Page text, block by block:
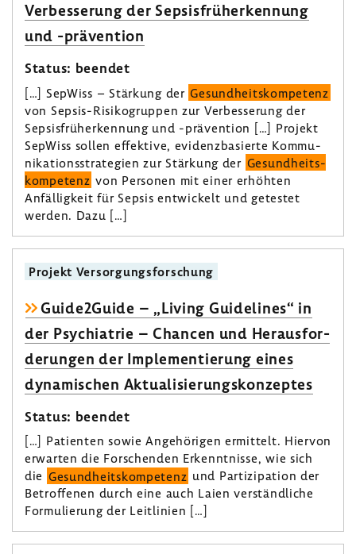
Verbes­se­rung der Sepsis­früh­erken­nung
und -​prävention
Status: beendet
[…] SepWiss – Stär­kung der Gesund­heits­kom­pe­tenz
von Sepsis-​Risikogruppen zur Verbes­se­rung der
Sepsis­früh­erken­nung und -​prävention […] Projekt
SepWiss sollen effek­tive, evidenz­ba­sierte Kommu­
ni­ka­ti­ons­stra­te­gien zur Stär­kung der Gesund­heits­
kom­pe­tenz von Personen mit einer erhöhten
Anfäl­lig­keit für Sepsis entwi­ckelt und getestet
werden. Dazu […]
Projekt Versor­gungs­for­schung
Guide2Guide – „Living Guide­lines“ in
der Psych­ia­trie – Chancen und Heraus­for­
de­rungen der Imple­men­tie­rung eines
dyna­mi­schen Aktua­li­sie­rungs­kon­zeptes
Status: beendet
[…] Pati­enten sowie Ange­hö­rigen ermit­telt. Hiervon
erwarten die Forschenden Erkennt­nisse, wie sich
die Gesund­heits­kom­pe­tenz und Parti­zi­pa­tion der
Betrof­fenen durch eine auch Laien verständ­liche
Formu­lie­rung der Leit­li­nien […]